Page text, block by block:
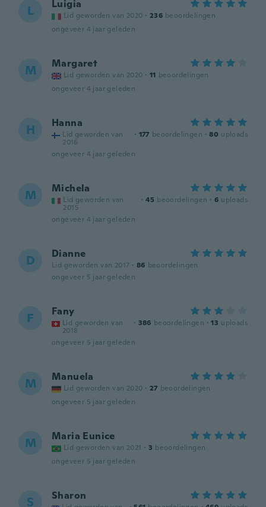
L Luigia
Lid geworden van 2020 · 236 beoordelingen
ongeveer 4 jaar geleden
M Margaret
Lid geworden van 2020 · 11 beoordelingen
ongeveer 4 jaar geleden
H Hanna
Lid geworden van
2016
· 177 beoordelingen · 80 uploads
ongeveer 4 jaar geleden
M Michela
Lid geworden van
2015
· 45 beoordelingen · 6 uploads
ongeveer 4 jaar geleden
D Dianne
Lid geworden van 2017 · 86 beoordelingen
ongeveer 5 jaar geleden
F Fany
Lid geworden van
2018
· 386 beoordelingen · 13 uploads
ongeveer 5 jaar geleden
M Manuela
Lid geworden van 2020 · 27 beoordelingen
ongeveer 5 jaar geleden
M Maria Eunice
Lid geworden van 2021 · 3 beoordelingen
ongeveer 5 jaar geleden
S Sharon